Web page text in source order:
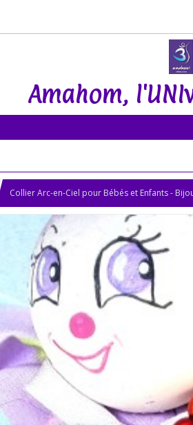
Amahom,
Collier Arc-en-Ciel pour Bébés et Enfants -